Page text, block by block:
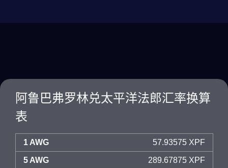
阿鲁巴弗罗林兑太平洋法郎汇率换算
表
1 AWG 57.93575 XPF
5 AWG 289.67875 XPF